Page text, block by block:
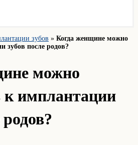
зубов » Когда женщине можно
зубов после родов?
можно
к имплантации